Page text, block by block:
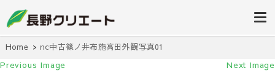
長野クリエ
ート
せください！
Home nc中古篠ノ井布施高田外観写真01
Previous Image Next Image